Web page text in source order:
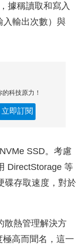
據稱讀取和寫入
入輸出次數）與
科技原力！
立即訂閱
SSD。考慮
DirectStorage 等
碟存取速度，對於
散熱管理解決方
高而聞名，這一